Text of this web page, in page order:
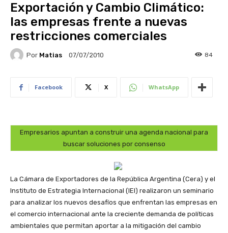
Exportación y Cambio Climático:
las empresas frente a nuevas
restricciones comerciales
Por Matias 07/07/2010 84
Facebook X WhatsApp
Empresarios apuntan a construir una agenda nacional para
buscar soluciones por consenso
La Cámara de Exportadores de la República Argentina (Cera) y el
Instituto de Estrategia Internacional (IEI) realizaron un seminario
para analizar los nuevos desafíos que enfrentan las empresas en
el comercio internacional ante la creciente demanda de políticas
ambientales que permitan aportar a la mitigación del cambio